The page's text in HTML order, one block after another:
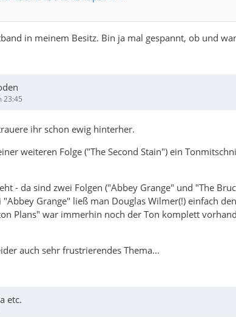
in meinem Besitz. Bin ja mal gespannt, ob und
23:45
ihr schon ewig hinterher.
weiteren Folge ("The Second Stain") ein
- da sind zwei Folgen ("Abbey Grange" und "The
Grange" ließ man Douglas Wilmer(!) einfach
Plans" war immerhin noch der Ton komplett
auch sehr frustrierendes Thema...
etc.